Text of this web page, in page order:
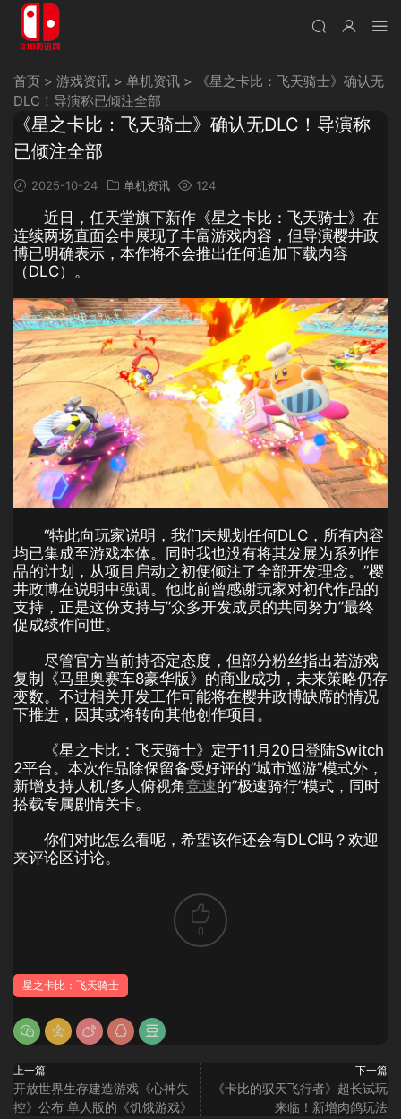
首页 > 游戏资讯 > 单机资讯 >
《星之卡比：飞天骑士》确认无
DLC！导演称已倾注全部
《星之卡比：飞天骑士》确认无DLC！导演称
已倾注全部
2025-10-24 单机资讯 124
近日，任天堂旗下新作《星之卡比：飞天骑士》在
连续两场直面会中展现了丰富游戏内容，但导演樱井政
博已明确表示，本作将不会推出任何追加下载内容
（DLC）。
“特此向玩家说明，我们未规划任何DLC，所有内容
均已集成至游戏本体。同时我也没有将其发展为系列作
品的计划，从项目启动之初便倾注了全部开发理念。”樱
井政博在说明中强调。他此前曾感谢玩家对初代作品的
支持，正是这份支持与”众多开发成员的共同努力”最终
促成续作问世。
尽管官方当前持否定态度，但部分粉丝指出若游戏
复制《马里奥赛车8豪华版》的商业成功，未来策略仍存
变数。不过相关开发工作可能将在樱井政博缺席的情况
下推进，因其或将转向其他创作项目。
《星之卡比：飞天骑士》定于11月20日登陆Switch
2平台。本次作品除保留备受好评的”城市巡游”模式外，
新增支持人机/多人俯视角竞速的”极速骑行”模式，同时
搭载专属剧情关卡。
你们对此怎么看呢，希望该作还会有DLC吗？欢迎
来评论区讨论。
0
星之卡比：飞天骑士
上一篇
开放世界生存建造游戏《心神失
控》公布 单人版的《饥饿游戏》
下一篇
《卡比的驭天飞行者》超长试玩
来临！新增肉鸽玩法